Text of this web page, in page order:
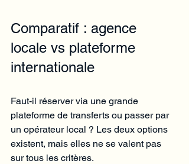
Comparatif : agence
locale vs plateforme
internationale
Faut-il réserver via une grande
plateforme de transferts ou passer par
un opérateur local ? Les deux options
existent, mais elles ne se valent pas
sur tous les critères.